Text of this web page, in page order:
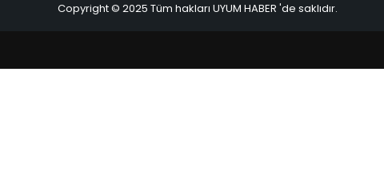
Copyright © 2025 Tüm hakları UYUM HABER 'de saklıdır.